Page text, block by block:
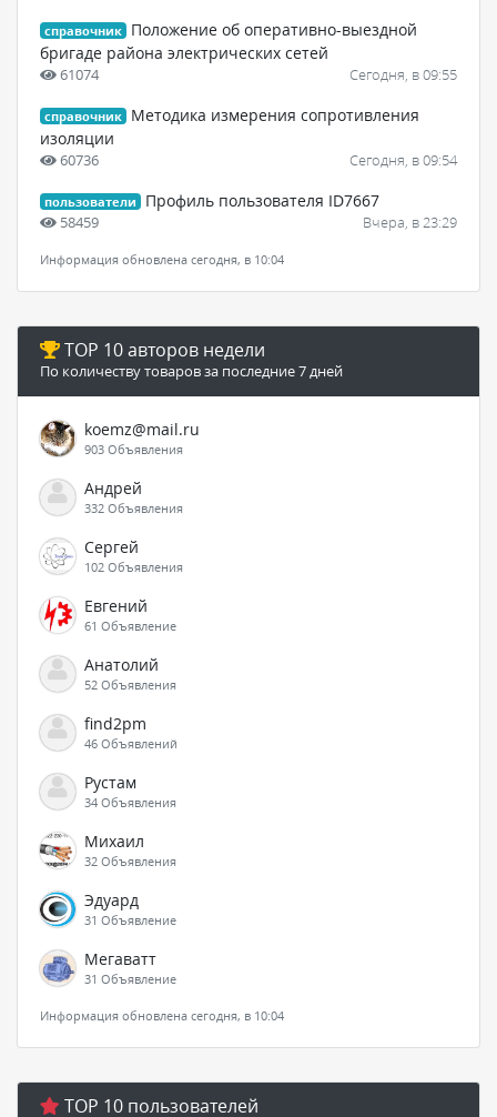
справочник
Положение об оперативно-выездной
бригаде района электрических сетей
61074 Сегодня, в 09:55
справочник
Методика измерения сопротивления
изоляции
60736 Сегодня, в 09:54
пользователи Профиль пользователя ID7667
58459 Вчера, в 23:29
Информация обновлена сегодня, в 10:04
TOP 10 авторов недели
По количеству товаров за последние 7 дней
koemz@mail.ru
903 Объявления
Андрей
332 Объявления
Сергей
102 Объявления
Евгений
61 Объявление
Анатолий
52 Объявления
find2pm
46 Объявлений
Рустам
34 Объявления
Михаил
32 Объявления
Эдуард
31 Объявление
Мегаватт
31 Объявление
Информация обновлена сегодня, в 10:04
TOP 10 пользователей